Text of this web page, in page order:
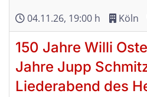
04.11.26, 19:00 h Köln
150 Jahre Willi
Jahre Jupp
Liederabend des